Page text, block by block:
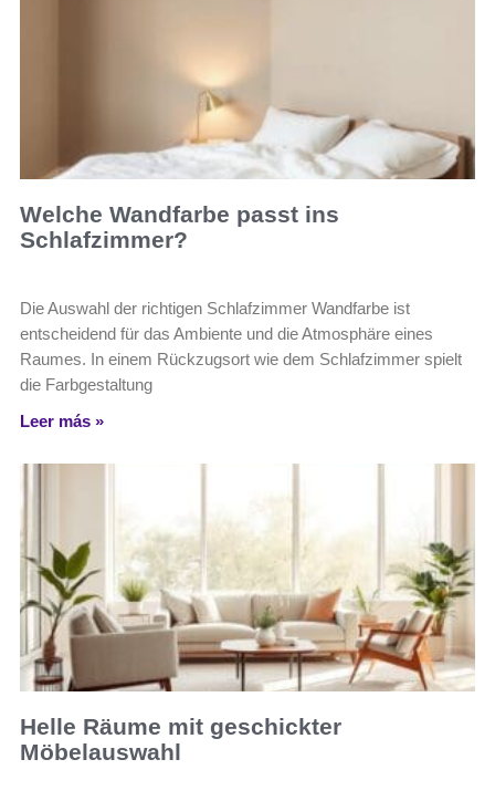
Welche Wandfarbe passt ins
Schlafzimmer?
Die Auswahl der richtigen Schlafzimmer Wandfarbe ist
entscheidend für das Ambiente und die Atmosphäre eines
Raumes. In einem Rückzugsort wie dem Schlafzimmer spielt
die Farbgestaltung
Leer más »
Helle Räume mit geschickter
Möbelauswahl